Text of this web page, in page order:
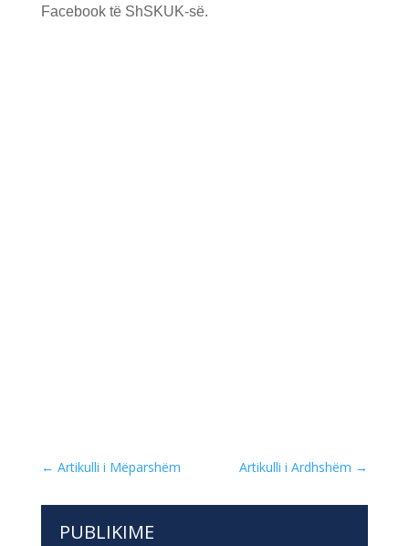
Facebook të ShSKUK-së.
← Artikulli i Mëparshëm Artikulli i Ardhshëm →
PUBLIKIME